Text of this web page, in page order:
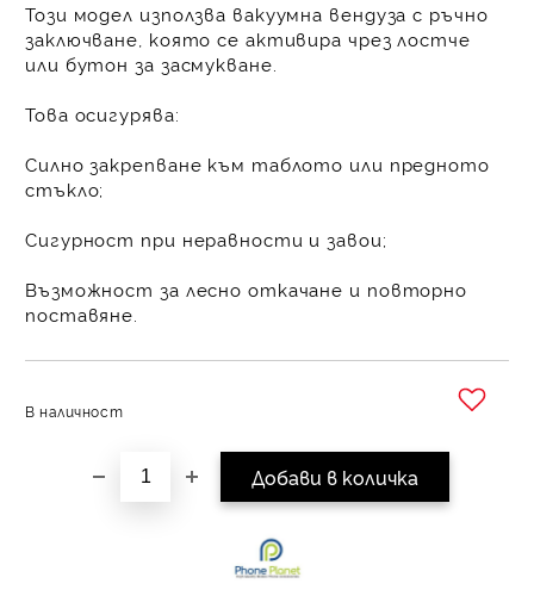
Този модел използва вакуумна вендуза с ръчно
заключване, която се активира чрез лостче
или бутон за засмукване.
Това осигурява:
Силно закрепване към таблото или предното
стъкло;
Сигурност при неравности и завои;
Възможност за лесно откачане и повторно
поставяне.
В наличност